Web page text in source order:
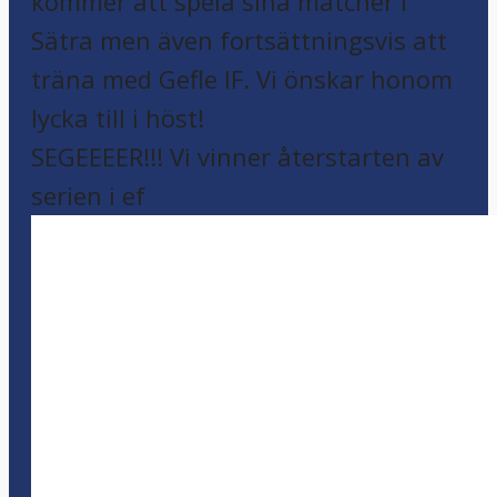
SEGEEEER!!! Vi vinner återstarten av
serien i ef